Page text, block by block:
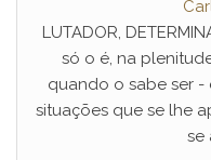
LUTADOR,
só o é, na
quando o sabe ser -
situações que se lhe
se